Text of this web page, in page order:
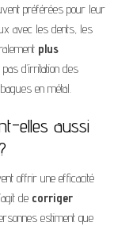
préférées pour leur
avec les dents, les
plus
d’irritation des
en métal.
elles aussi
offrir une efficacité
de corriger
estiment que